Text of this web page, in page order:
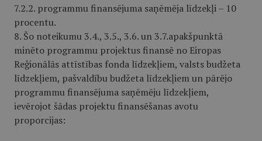
7.2.2. programmu finansējuma saņēmēja līdzekļi – 10
procentu.
8. Šo noteikumu 3.4., 3.5., 3.6. un 3.7.apakš­punktā
minēto programmu projektus finansē no Eiropas
Reģionālās attīstības fonda līdzekļiem, valsts budžeta
līdzekļiem, pašvaldību budžeta līdzekļiem un pārējo
programmu finansējuma saņēmēju līdzekļiem,
ievērojot šādas projektu finansēšanas avotu
proporcijas: